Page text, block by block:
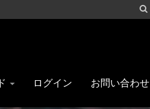
ログイン お問い合わせ